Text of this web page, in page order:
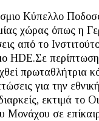
Κύπελλο
χώρας όπως η
από το
HDE.Σε
πρωταθλήτρια
για την
εκτιμά το
Μονάχου σε